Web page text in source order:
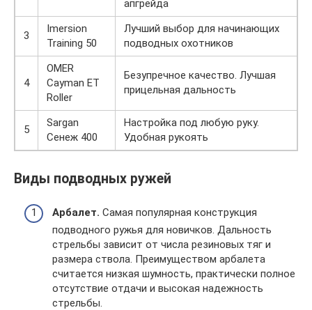
апгрейда
3
Imersion
Training 50
Лучший выбор для начинающих
подводных охотников
4
OMER
Cayman ET
Roller
Безупречное качество. Лучшая
прицельная дальность
5
Sargan
Сенеж 400
Настройка под любую руку.
Удобная рукоять
Виды подводных ружей
Арбалет. Самая популярная конструкция
подводного ружья для новичков. Дальность
стрельбы зависит от числа резиновых тяг и
размера ствола. Преимуществом арбалета
считается низкая шумность, практически полное
отсутствие отдачи и высокая надежность
стрельбы.